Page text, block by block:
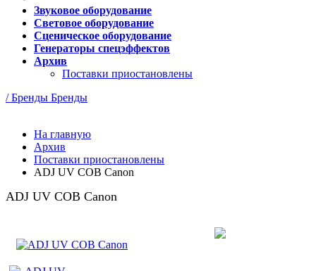
Звуковое оборудование
Световое оборудование
Сценическое оборудование
Генераторы спецэффектов
Архив
Поставки приостановлены
/ Бренды Бренды
На главную
Архив
Поставки приостановлены
ADJ UV COB Canon
ADJ UV COB Canon